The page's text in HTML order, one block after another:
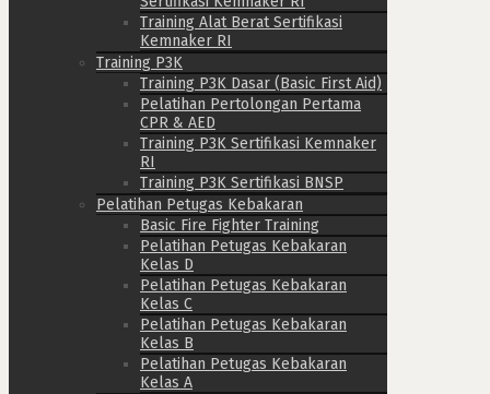
Training Alat Berat Sertifikasi
Kemnaker RI
Training P3K
Training P3K Dasar (Basic First Aid)
Pelatihan Pertolongan Pertama
CPR & AED
Training P3K Sertifikasi Kemnaker
RI
Training P3K Sertifikasi BNSP
Pelatihan Petugas Kebakaran
Basic Fire Fighter Training
Pelatihan Petugas Kebakaran
Kelas D
Pelatihan Petugas Kebakaran
Kelas C
Pelatihan Petugas Kebakaran
Kelas B
Pelatihan Petugas Kebakaran
Kelas A